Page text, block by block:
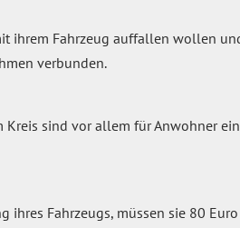
ihrem Fahrzeug auffallen wollen
verbunden.
sind vor allem für Anwohner
Fahrzeugs, müssen sie 80